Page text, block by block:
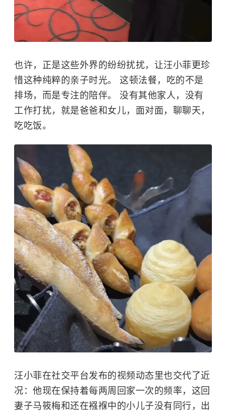
也许，正是这些外界的纷纷扰扰，让汪小菲更珍
惜这种纯粹的亲子时光。 这顿法餐，吃的不是
排场，而是专注的陪伴。 没有其他家人，没有
工作打扰，就是爸爸和女儿，面对面，聊聊天，
吃吃饭。
汪小菲在社交平台发布的视频动态里也交代了近
况：他现在保持着每两周回家一次的频率，这回
妻子马筱梅和还在襁褓中的小儿子没有同行，出